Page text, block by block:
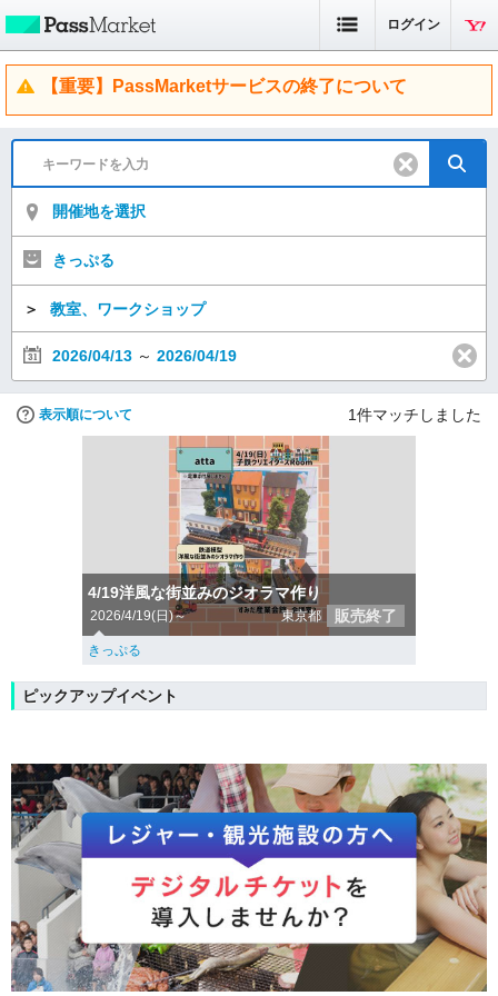
ログイン
【重要】PassMarketサービスの終了について
開催地を選択
きっぷる
＞ 教室、ワークショップ
2026/04/13 ～ 2026/04/19
表示順について 1件マッチしました
4/19洋風な街並みのジオラマ作り
2026/4/19(日)～ 東京都 販売終了
きっぷる
ピックアップイベント